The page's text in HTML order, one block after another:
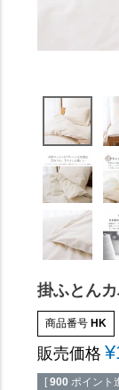
掛ふとん
商品番号 HK
販売価格 ¥
[ 900 ポイント